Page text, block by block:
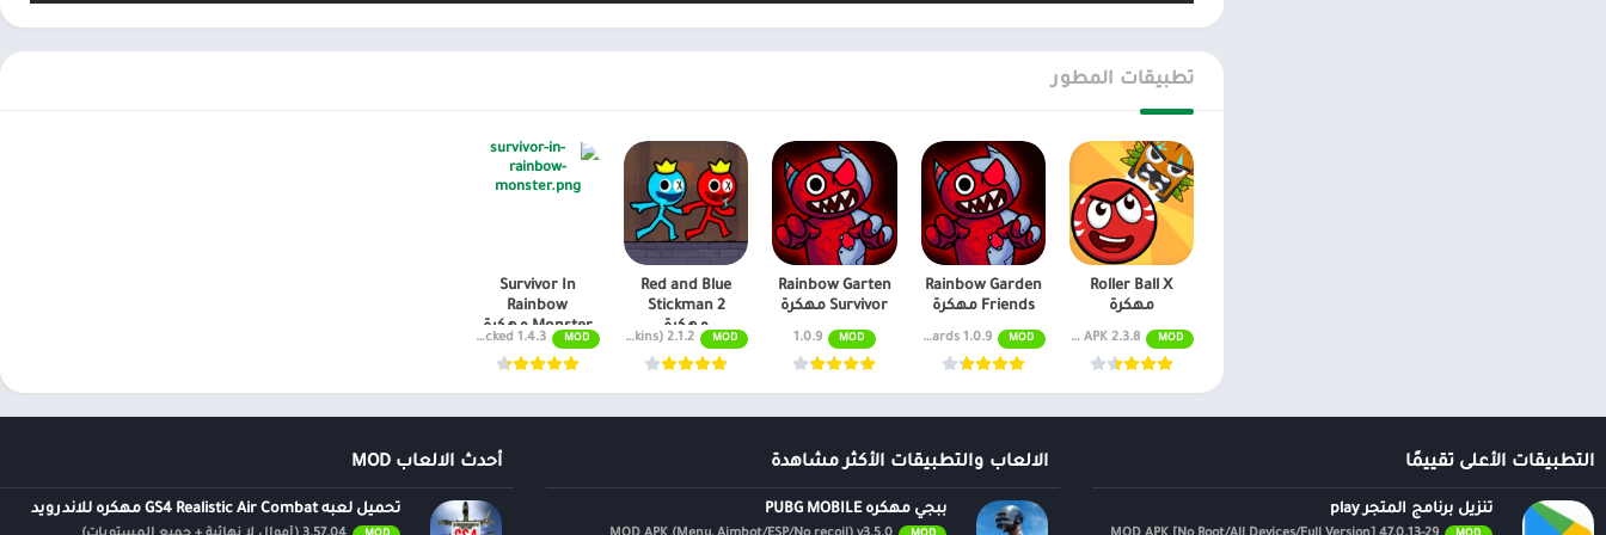
تطبيقات المطور
Roller Ball X
مهكرة
MOD MOD APK 2.3.8 مظهر ذهبي غير محدود
Rainbow Garden
Friends مهكرة
MOD
1.0.9 Free Rewards
Rainbow Garten
Survivor مهكرة
MOD
1.0.9
Red and Blue
Stickman 2
مهكرة
MOD
MOD APK (Unlimited money, skins) 2.1.2
Survivor In
Rainbow
Monster مهكرة
MOD
1.4.3 Unlimited Money, Unlocked
أحدث الالعاب MOD
تحميل لعبه GS4 Realistic Air Combat مهكره للاندرويد
الالعاب والتطبيقات الأكثر مشاهدة
ببجي مهكره PUBG MOBILE
التطبيقات الأعلى تقييمًا
تنزيل برنامج المتجر play